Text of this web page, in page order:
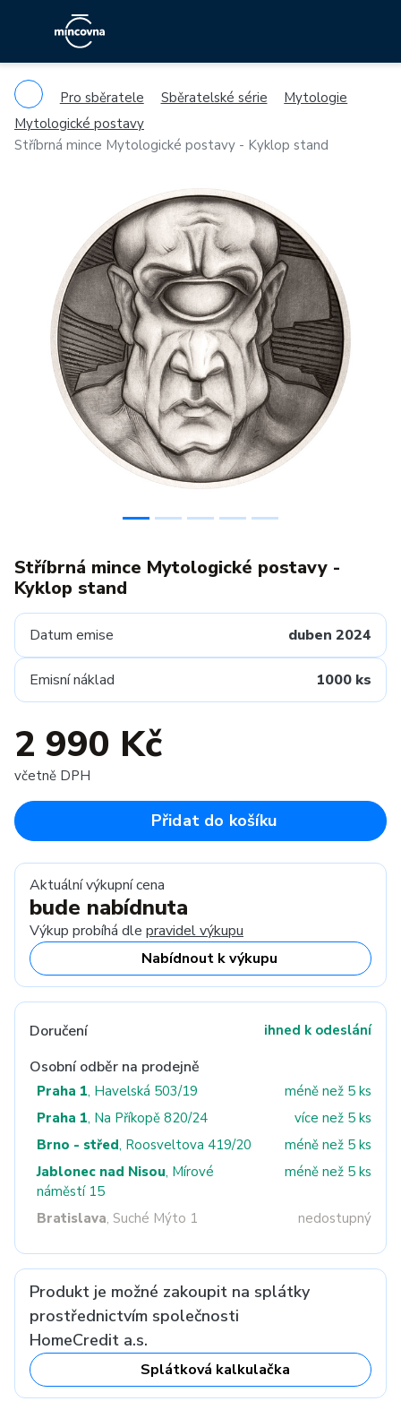
Pro sběratele Sběratelské série
Mytologie
Mytologické postavy
Stříbrná mince Mytologické postavy - Kyklop stand
Previous
Stříbrná mince Mytologické postavy -
Kyklop stand
Datum emise duben 2024
Emisní náklad 1000 ks
2 990 Kč
včetně DPH
Přidat do košíku
Aktuální výkupní cena
bude nabídnuta
Výkup probíhá dle pravidel výkupu
Nabídnout k výkupu
Doručení ihned k odeslání
Osobní odběr na prodejně
Praha 1, Havelská 503/19
méně než 5 ks
Praha 1, Na Příkopě 820/24
více než 5 ks
Brno - střed, Roosveltova 419/20
méně než 5 ks
Jablonec nad Nisou, Mírové
náměstí 15
méně než 5 ks
Bratislava, Suché Mýto 1 nedostupný
Produkt je možné zakoupit na splátky
prostřednictvím společnosti
HomeCredit a.s.
Splátková kalkulačka